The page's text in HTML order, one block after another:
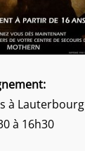
à Lauterbourg
à 16h30